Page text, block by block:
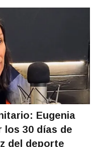
Eugenia
los 30 días de
del deporte